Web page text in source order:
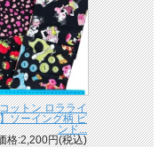
ットン ロラライ
ソーイング柄 ピ
ンド...
格:2,200円(税込)